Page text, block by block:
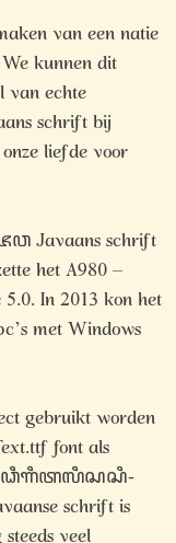
van een natie
kunnen dit
van echte
schrift bij
liefde voor
Javaans schrift
het A980 –
In 2013 kon het
met Windows
gebruikt worden
font als
het ꦣꦶꦒꦶꦠꦭꦶꦱꦱꦶ-
schrift is